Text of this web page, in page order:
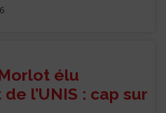
élu
l’UNIS : cap sur